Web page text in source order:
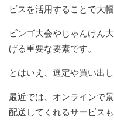
ビスを活用することで大
ビンゴ大会やじゃんけん
げる重要な要素です。
とはいえ、選定や買い出
最近では、オンラインで
配送してくれるサービスも